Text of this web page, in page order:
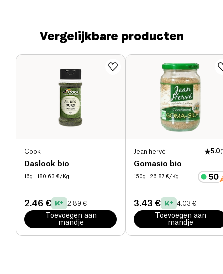
Vergelijkbare producten
Cook
Daslook bio
16g | 180.63 €/Kg
2.46 € 2.89 €
Toevoegen aan
mandje
Jean hervé 5.0(
Gomasio bio
150g | 26.87 €/Kg
3.43 € 4.03 €
Toevoegen aan
mandje